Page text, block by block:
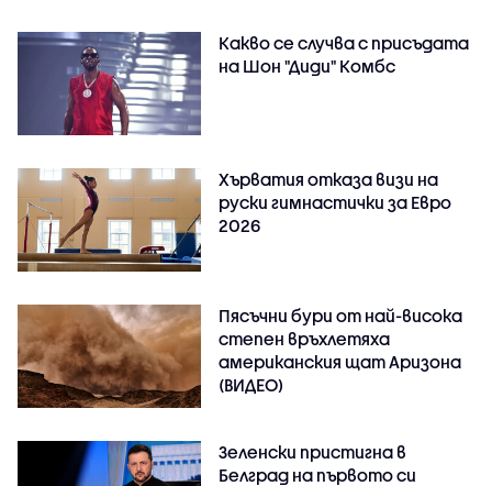
Какво се случва с присъдата
на Шон "Диди" Комбс
Хърватия отказа визи на
руски гимнастички за Евро
2026
Пясъчни бури от най-висока
степен връхлетяха
американския щат Аризона
(ВИДЕО)
Зеленски пристигна в
Белград на първото си